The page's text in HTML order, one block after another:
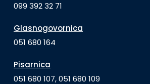
099 392 32 71
Glasnogovornica
051 680 164
Pisarnica
051 680 107, 051 680 109